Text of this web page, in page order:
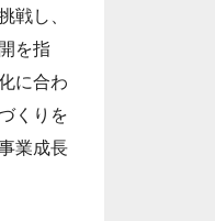
戦し、
を指
に合わ
くりを
業成長